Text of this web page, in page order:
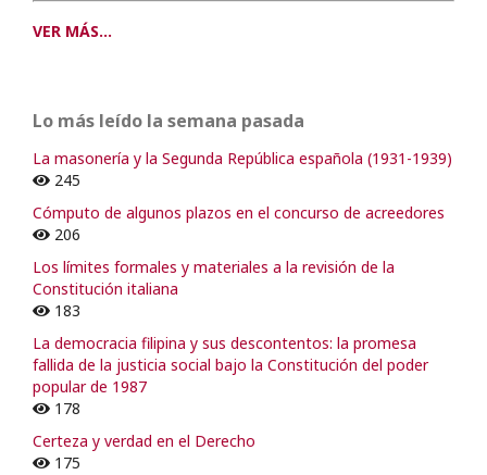
VER MÁS...
Lo más leído la semana pasada
La masonería y la Segunda República española (1931-1939)
245
Cómputo de algunos plazos en el concurso de acreedores
206
Los límites formales y materiales a la revisión de la
Constitución italiana
183
La democracia filipina y sus descontentos: la promesa
fallida de la justicia social bajo la Constitución del poder
popular de 1987
178
Certeza y verdad en el Derecho
175